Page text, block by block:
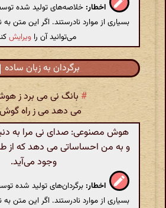
اخطار: خلاصه‌های تولید شده
بسیاری از موارد نادرستند. اگر این متن
می‌توانید آن را ویرایش
برگردان به زبان ساده
# بانگ نی می برد ز
می دهد می ز راه گوش
هوش مصنوعی: صدای نی مرا به
و به من احساساتی می دهد که از
وجود می‌آید.
اخطار: برگردان‌های تولید شده
بسیاری از موارد نادرستند. اگر این متن